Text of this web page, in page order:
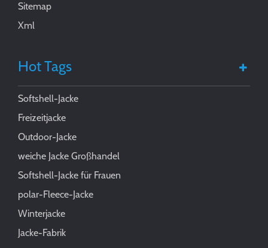
Sitemap
Xml
Hot Tags
Softshell-Jacke
Freizeitjacke
Outdoor-Jacke
weiche Jacke Großhandel
Softshell-Jacke für Frauen
polar-Fleece-Jacke
Winterjacke
Jacke-Fabrik